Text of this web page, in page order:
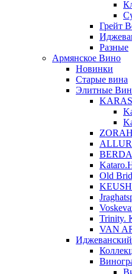
Грейт
Разные
Армянское Вино
Новинки
Старые вина
Элитные
KARAS
ZORAH
Old
Trinity.
VAN